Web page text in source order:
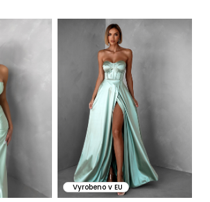
Vyrobeno v EU